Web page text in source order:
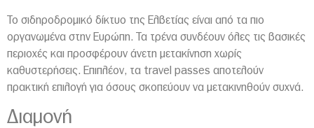
Το σιδηροδρομικό δίκτυο της Ελβετίας είναι από τα πιο
οργανωμένα στην Ευρώπη. Τα τρένα συνδέουν όλες τις βασικές
περιοχές και προσφέρουν άνετη μετακίνηση χωρίς
καθυστερήσεις. Επιπλέον, τα travel passes αποτελούν
πρακτική επιλογή για όσους σκοπεύουν να μετακινηθούν συχνά.
Διαμονή